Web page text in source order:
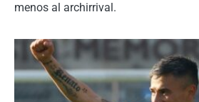
menos al archirrival.